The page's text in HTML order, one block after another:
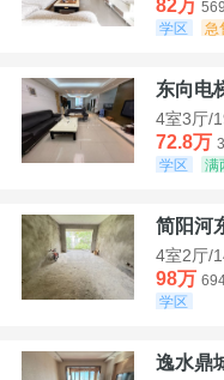
82万
学区
急
东向电
4室3厅/
72.8万
学区
满
简阳河
4室2厅/
98万
学区
逸水鼎